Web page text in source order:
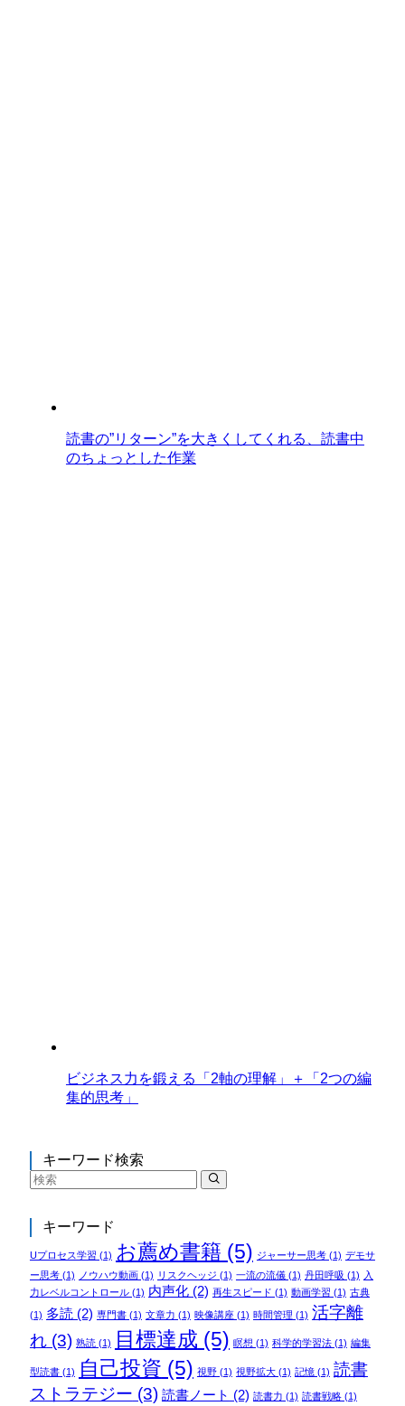
読書の”リターン”を大きくしてくれる、読書中
のちょっとした作業
ビジネス力を鍛える「2軸の理解」＋「2つの編
集的思考」
キーワード検索
キーワード
Uプロセス学習 (1) お薦め書籍 (5) ジャーサー思考(1) デモサ
ー思考(1) ノウハウ動画(1) リスクヘッジ (1) 一流の流儀(1) 丹田呼吸 (1) 入
力レベルコントロール(1) 内声化(2) 再生スピード (1) 動画学習 (1) 古典
(1) 多読 (2) 専門書(1) 文章力 (1) 映像講座(1) 時間管理 (1) 活字離
れ(3) 熟読(1) 目標達成 (5) 瞑想 (1) 科学的学習法(1) 編集
型読書(1) 自己投資 (5) 視野(1) 視野拡大(1) 記憶(1) 読書
ストラテジー (3) 読書ノート (2) 読書力 (1) 読書戦略(1)